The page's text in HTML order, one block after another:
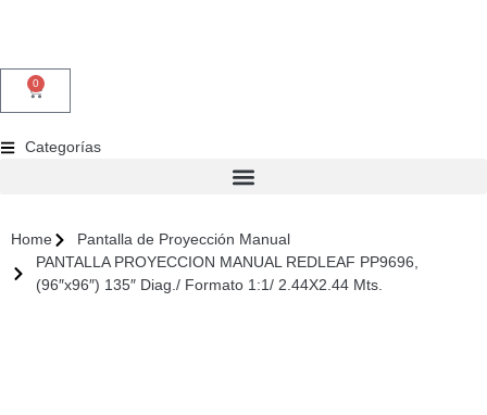
0
Categorías
Home
Pantalla de Proyección Manual
PANTALLA PROYECCION MANUAL REDLEAF PP9696,
(96″x96″) 135″ Diag./ Formato 1:1/ 2.44X2.44 Mts.